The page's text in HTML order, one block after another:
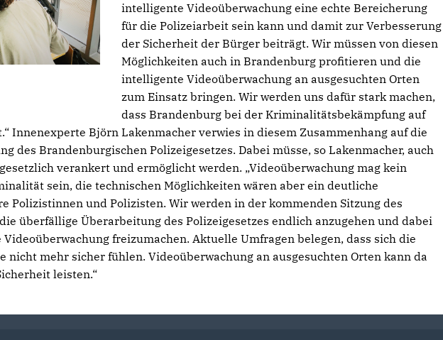
intelligente Videoüberwachung eine echte Bereicherung
für die Polizeiarbeit sein kann und damit zur Verbesserung
der Sicherheit der Bürger beiträgt. Wir müssen von diesen
Möglichkeiten auch in Brandenburg profitieren und die
intelligente Videoüberwachung an ausgesuchten Orten
zum Einsatz bringen. Wir werden uns dafür stark machen,
dass Brandenburg bei der Kriminalitätsbekämpfung auf
Innenexperte Björn Lakenmacher verwies in diesem Zusammenhang auf die
des Brandenburgischen Polizeigesetzes. Dabei müsse, so Lakenmacher, auch
verankert und ermöglicht werden. „Videoüberwachung mag kein
sein, die technischen Möglichkeiten wären aber ein deutliche
Polizistinnen und Polizisten. Wir werden in der kommenden Sitzung des
überfällige Überarbeitung des Polizeigesetzes endlich anzugehen und dabei
freizumachen. Aktuelle Umfragen belegen, dass sich die
nicht mehr sicher fühlen. Videoüberwachung an ausgesuchten Orten kann da
leisten.“